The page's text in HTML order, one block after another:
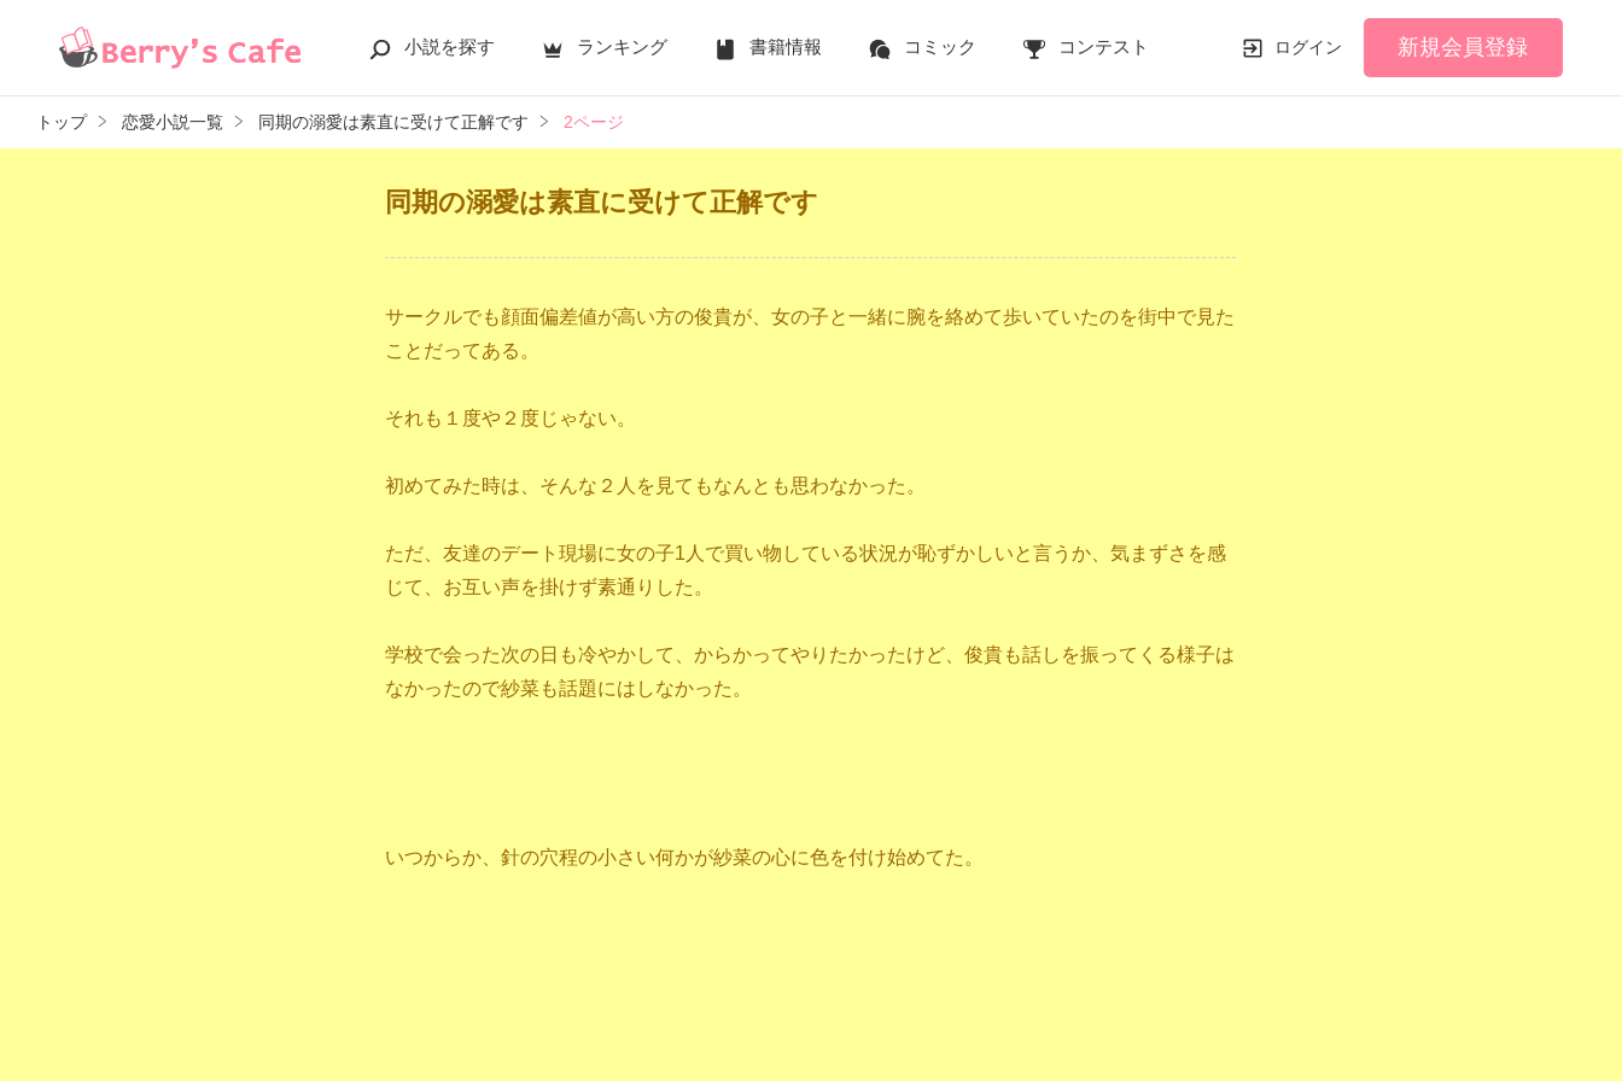
小説を探す ランキング 書籍情報 コミック コンテスト ログイン 新規会員登録
トップ 恋愛小説一覧 同期の溺愛は素直に受けて正解です 2ページ
同期の溺愛は素直に受けて正解です
サークルでも顔面偏差値が高い方の俊貴が、女の子と一緒に腕を絡めて歩いていたのを街中で見た
ことだってある。
それも１度や２度じゃない。
初めてみた時は、そんな２人を見てもなんとも思わなかった。
ただ、友達のデート現場に女の子1人で買い物している状況が恥ずかしいと言うか、気まずさを感
じて、お互い声を掛けず素通りした。
学校で会った次の日も冷やかして、からかってやりたかったけど、俊貴も話しを振ってくる様子は
なかったので紗菜も話題にはしなかった。
いつからか、針の穴程の小さい何かが紗菜の心に色を付け始めてた。